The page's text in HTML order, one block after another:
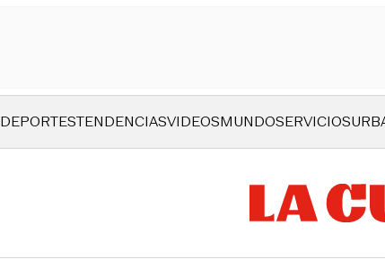
DEPORTESTENDENCIASVIDEOSMUNDOSERVICIOS